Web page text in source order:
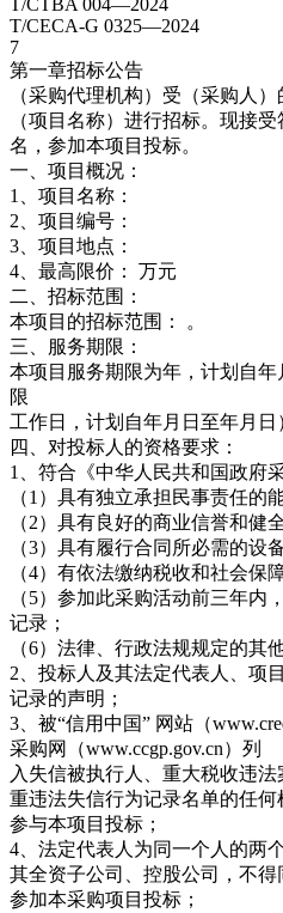
T/CTBA 004—2024
T/CECA-G 0325—2024
7
第一章招标公告
（采购代理机构）受（采购人
（项目名称）进行招标。现接
名，参加本项目投标。
一、项目概况：
1、项目名称：
2、项目编号：
3、项目地点：
4、最高限价： 万元
二、招标范围：
本项目的招标范围： 。
三、服务期限：
本项目服务期限为年，计划自
限
工作日，计划自年月日至年月日
四、对投标人的资格要求：
1、符合《中华人民共和国政府
（1）具有独立承担民事责任的
（2）具有良好的商业信誉和健
（3）具有履行合同所必需的设
（4）有依法缴纳税收和社会保
（5）参加此采购活动前三年内
记录；
（6）法律、行政法规规定的其
2、投标人及其法定代表人、项
记录的声明；
3、被“信用中国” 网站（
采购网（www.ccgp.gov.cn）列
入失信被执行人、重大税收违
重违法失信行为记录名单的任何
参与本项目投标；
4、法定代表人为同一个人的两
其全资子公司、控股公司，不得
参加本采购项目投标；